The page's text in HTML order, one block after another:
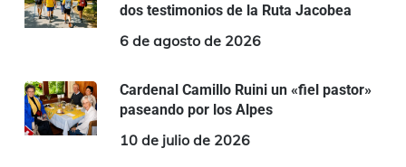
dos testimonios de la Ruta Jacobea
6 de agosto de 2026
Cardenal Camillo Ruini un «fiel pastor»
paseando por los Alpes
10 de julio de 2026